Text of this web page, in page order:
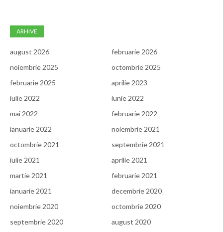
ARHIVE
august 2026
februarie 2026
noiembrie 2025
octombrie 2025
februarie 2025
aprilie 2023
iulie 2022
iunie 2022
mai 2022
februarie 2022
ianuarie 2022
noiembrie 2021
octombrie 2021
septembrie 2021
iulie 2021
aprilie 2021
martie 2021
februarie 2021
ianuarie 2021
decembrie 2020
noiembrie 2020
octombrie 2020
septembrie 2020
august 2020